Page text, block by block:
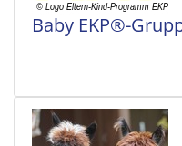
Baby EKP®-